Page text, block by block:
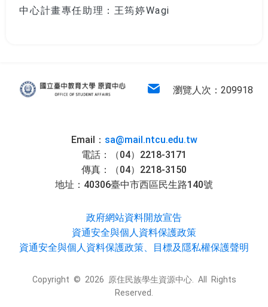
中心計畫專任助理： 王筠婷Wagi
瀏覽人次：209918
原住民族學生資源中心
電子信箱
Email： sa@mail.ntcu.edu.tw
電話：（04）2218-3171
傳真：（04）2218-3150
地址：40306臺中市西區民生路140號
政府網站資料開放宣告
資通安全與個人資料保護政策
資通安全與個人資料保護政策、目標及隱私權保護聲明
Copyright © 2026 原住民族學生資源中心. All Rights
Reserved.